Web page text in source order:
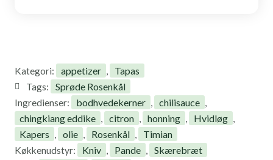
Kategori: appetizer , Tapas
Tags: Sprøde Rosenkål
Ingredienser: bodhvedekerner , chilisauce ,
chingkiang eddike , citron , honning , Hvidløg ,
Kapers , olie , Rosenkål , Timian
Køkkenudstyr: Kniv , Pande , Skærebræt